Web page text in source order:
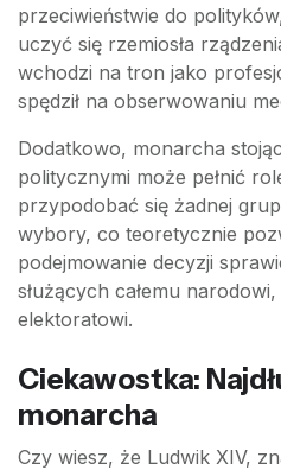
przeciwieństwie do
uczyć się rzemiosła
wchodzi na tron jako
spędził na obserwowaniu
Dodatkowo, monarcha
politycznymi może pełnić
przypodobać się żadnej
wybory, co teoretycznie
podejmowanie decyzji
służących całemu
elektoratowi.
Ciekawostka:
monarcha
Czy wiesz, że Ludwik XIV,